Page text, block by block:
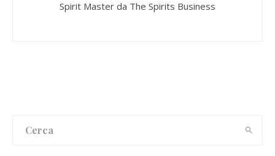
Spirit Master da The Spirits Business